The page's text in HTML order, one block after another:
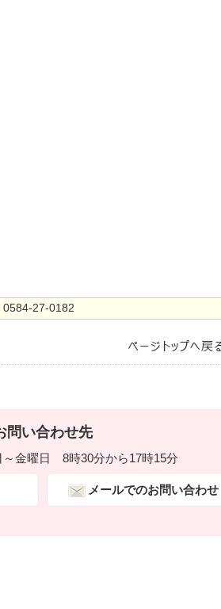
27-0182
問い合わせ先
～金曜日 8時30分から17時15分
メールでのお問い合わせ